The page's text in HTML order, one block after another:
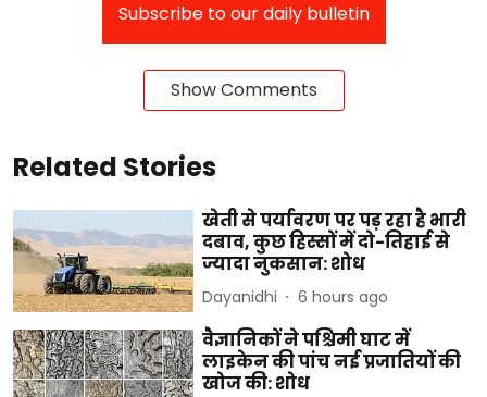
Subscribe to our daily bulletin
Show Comments
Related Stories
खेती से पर्यावरण पर पड़ रहा है भारी
दबाव, कुछ हिस्सों में दो-तिहाई से
ज्यादा नुकसान: शोध
Dayanidhi 6 hours ago
वैज्ञानिकों ने पश्चिमी घाट में
लाइकेन की पांच नई प्रजातियों की
खोज की: शोध